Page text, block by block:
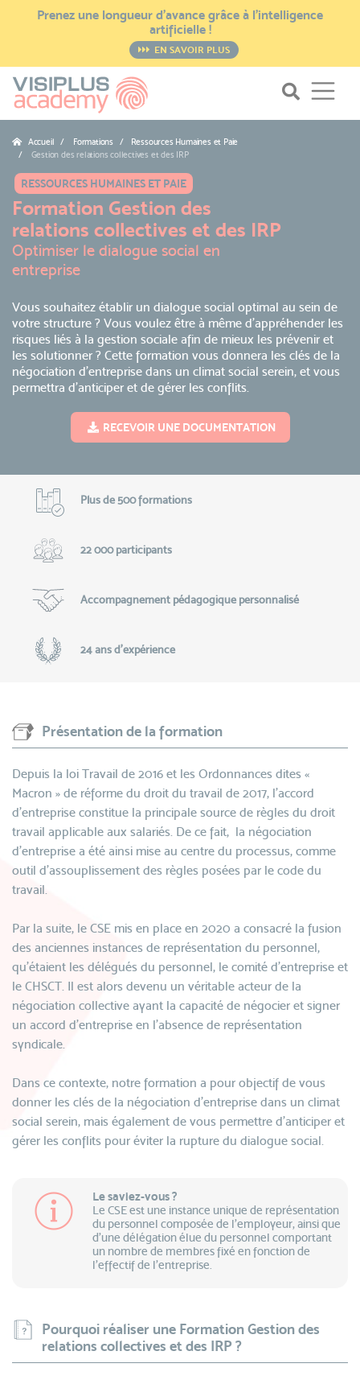
Prenez une longueur d’avance grâce à l’intelligence
artificielle !
EN SAVOIR PLUS
Accueil
Formations / Ressources Humaines et Paie
Gestion des relations collectives et des IRP
RESSOURCES HUMAINES ET PAIE
Formation Gestion des
relations collectives et des IRP
Optimiser le dialogue social en
entreprise
Vous souhaitez établir un dialogue social optimal au sein de
votre structure ? Vous voulez être à même d'appréhender les
risques liés à la gestion sociale afin de mieux les prévenir et
les solutionner ? Cette formation vous donnera les clés de la
négociation d’entreprise dans un climat social serein, et vous
permettra d'anticiper et de gérer les conflits.
RECEVOIR UNE DOCUMENTATION
Plus de 500 formations
22 000 participants
Accompagnement pédagogique personnalisé
24 ans d'expérience
Présentation de la formation
Depuis la loi Travail de 2016 et les Ordonnances dites «
Macron » de réforme du droit du travail de 2017, l’accord
d’entreprise constitue la principale source de règles du droit
travail applicable aux salariés. De ce fait, la négociation
d’entreprise a été ainsi mise au centre du processus, comme
outil d’assouplissement des règles posées par le code du
travail.
Par la suite, le CSE mis en place en 2020 a consacré la fusion
des anciennes instances de représentation du personnel,
qu’étaient les délégués du personnel, le comité d’entreprise et
le CHSCT. Il est alors devenu un véritable acteur de la
négociation collective ayant la capacité de négocier et signer
un accord d’entreprise en l’absence de représentation
syndicale.
Dans ce contexte, notre formation a pour objectif de vous
donner les clés de la négociation d’entreprise dans un climat
social serein, mais également de vous permettre d'anticiper et
gérer les conflits pour éviter la rupture du dialogue social.
Le saviez-vous ?
Le CSE est une instance unique de représentation
du personnel composée de l’employeur, ainsi que
d’une délégation élue du personnel comportant
un nombre de membres fixé en fonction de
l’effectif de l’entreprise.
Pourquoi réaliser une Formation Gestion des
relations collectives et des IRP ?